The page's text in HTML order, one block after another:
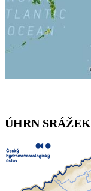
ÚHRN SRÁŽEK